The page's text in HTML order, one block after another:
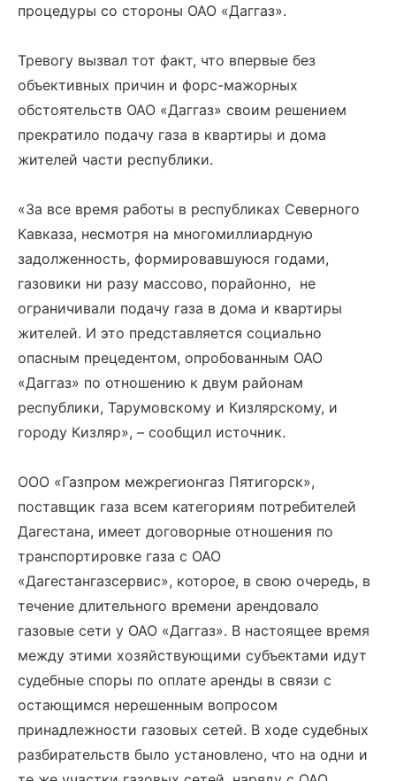
процедуры со стороны ОАО «Даггаз».
Тревогу вызвал тот факт, что впервые без
объективных причин и форс-мажорных
обстоятельств ОАО «Даггаз» своим решением
прекратило подачу газа в квартиры и дома
жителей части республики.
«За все время работы в республиках Северного
Кавказа, несмотря на многомиллиардную
задолженность, формировавшуюся годами,
газовики ни разу массово, порайонно, не
ограничивали подачу газа в дома и квартиры
жителей. И это представляется социально
опасным прецедентом, опробованным ОАО
«Даггаз» по отношению к двум районам
республики, Тарумовскому и Кизлярскому, и
городу Кизляр», – сообщил источник.
ООО «Газпром межрегионгаз Пятигорск»,
поставщик газа всем категориям потребителей
Дагестана, имеет договорные отношения по
транспортировке газа с ОАО
«Дагестангазсервис», которое, в свою очередь, в
течение длительного времени арендовало
газовые сети у ОАО «Даггаз». В настоящее время
между этими хозяйствующими субъектами идут
судебные споры по оплате аренды в связи с
остающимся нерешенным вопросом
принадлежности газовых сетей. В ходе судебных
разбирательств было установлено, что на одни и